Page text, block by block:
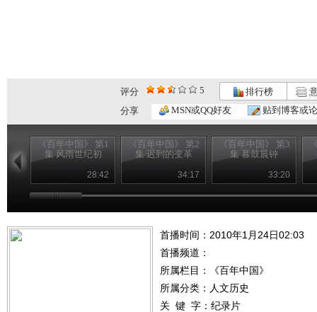
评分 5 排行榜
分享
MSN或QQ好友 贴到博客或
《百年中国》 第1
集 风雨世纪初
28:42
《百年中国》 第2
集 迟到的变革
34:17
《百年中国》 第3
集 暮鼓晨钟
33:20
首播时间：2010年1月24日02:03
首播频道：
所属栏目：
《百年中国》
所属分类：人文历史
关 键 字： 纪录片